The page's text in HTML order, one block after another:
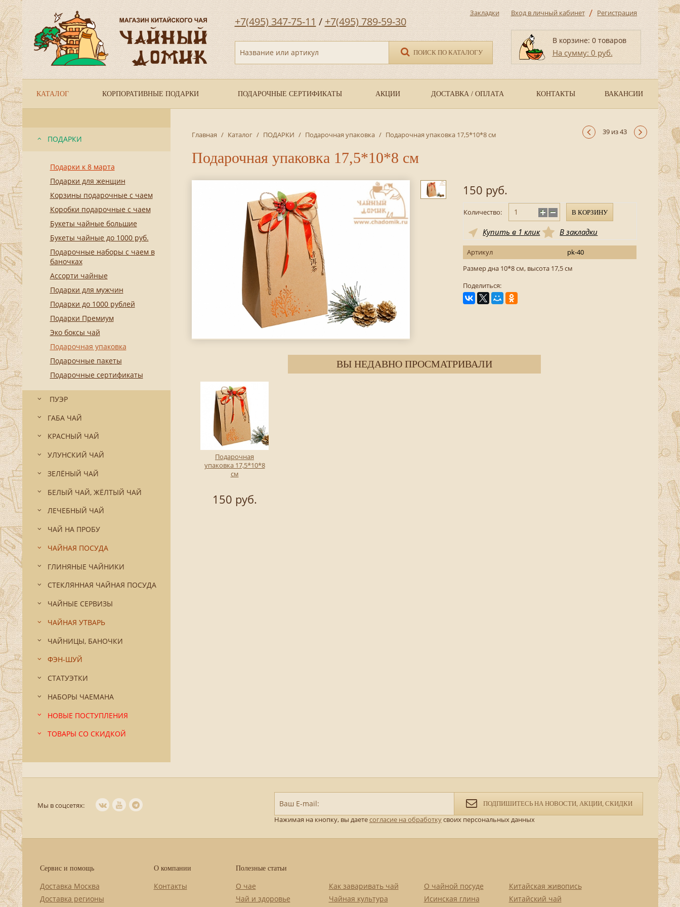
+7(495) 347-75-11 / +7(495) 789-59-30
Название или артикул ПОИСК ПО КАТАЛОГУ
Закладки Вход в личный кабинет / Регистрация
В корзине: 0 товаров
На сумму: 0 руб.
КАТАЛОГ КОРПОРАТИВНЫЕ ПОДАРКИ ПОДАРОЧНЫЕ СЕРТИФИКАТЫ АКЦИИ ДОСТАВКА / ОПЛАТА КОНТАКТЫ ВАКАНСИИ
ПОДАРКИ
Подарки к 8 марта
Подарки для женщин
Корзины подарочные с чаем
Коробки подарочные с чаем
Букеты чайные большие
Букеты чайные до 1000 руб.
Подарочные наборы с чаем в
баночках
Ассорти чайные
Подарки для мужчин
Подарки до 1000 рублей
Подарки Премиум
Эко боксы чай
Подарочная упаковка
Подарочные пакеты
Подарочные сертификаты
ПУЭР
ГАБА ЧАЙ
КРАСНЫЙ ЧАЙ
УЛУНСКИЙ ЧАЙ
ЗЕЛЁНЫЙ ЧАЙ
БЕЛЫЙ ЧАЙ, ЖЁЛТЫЙ ЧАЙ
ЛЕЧЕБНЫЙ ЧАЙ
ЧАЙ НА ПРОБУ
ЧАЙНАЯ ПОСУДА
ГЛИНЯНЫЕ ЧАЙНИКИ
СТЕКЛЯННАЯ ЧАЙНАЯ ПОСУДА
ЧАЙНЫЕ СЕРВИЗЫ
ЧАЙНАЯ УТВАРЬ
ЧАЙНИЦЫ, БАНОЧКИ
ФЭН-ШУЙ
СТАТУЭТКИ
НАБОРЫ ЧАЕМАНА
НОВЫЕ ПОСТУПЛЕНИЯ
ТОВАРЫ СО СКИДКОЙ
Главная / Каталог / ПОДАРКИ / Подарочная упаковка / Подарочная упаковка 17,5*10*8 см
Подарочная упаковка 17,5*10*8 см
39 из 43
150 руб.
Количество: В КОРЗИНУ
Купить в 1 клик В закладки
Артикул
pk-40
Размер дна 10*8 см, высота 17,5 см
Поделиться:
ВЫ НЕДАВНО ПРОСМАТРИВАЛИ
Подарочная
упаковка 17,5*10*8
см
150 руб.
Ваш E-mail: ПОДПИШИТЕСЬ НА НОВОСТИ, АКЦИИ, СКИДКИ
Нажимая на кнопку, вы даетесогласие на обработкусвоих персональных данных
Мы в соцсетях:
Сервис и помощь
Доставка Москва
Доставка регионы
О компании
Контакты
Полезные статьи
О чае
Чай и здоровье
Как заваривать чай
Чайная культура
О чайной посуде
Исинская глина
Китайская живопись
Китайский чай